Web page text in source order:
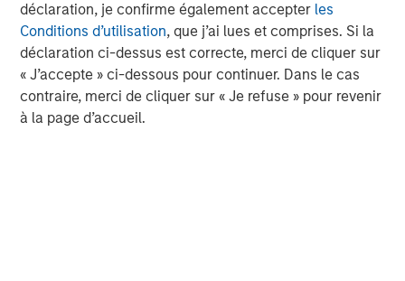
déclaration, je confirme également accepter les
Conditions d’utilisation, que j’ai lues et comprises. Si la
déclaration ci-dessus est correcte, merci de cliquer sur
« J’accepte » ci-dessous pour continuer. Dans le cas
contraire, merci de cliquer sur « Je refuse » pour revenir
à la page d’accueil.
Remarque : performance en USD. Source : Bloomberg. Données
au 31 décembre 2025. Les performances des indices sont
uniquement fournies à titre d’illustration et n’ont pas vocation à
illustrer la performance d’un investissement spécifique.La
performance passée n’est pas un indicateur fiable des
performances futures.